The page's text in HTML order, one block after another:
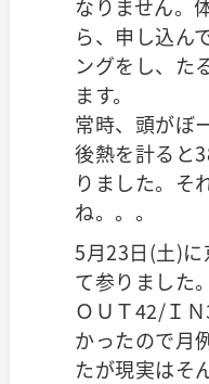
なりません。
ら、申し込ん
ングをし、た
ます。
常時、頭がぼ
後熱を計ると
りました。そ
ね。。。
5月23日(土)
て参りました
ＯＵＴ42/Ｉ
かったので月
たが現実はそ